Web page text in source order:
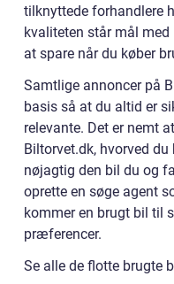
tilknyttede forhandlere
kvaliteten står mål med
at spare når du køber
Samtlige annoncer på
basis så at du altid er
relevante. Det er nemt
Biltorvet.dk, hvorved
nøjagtig den bil du og
oprette en søge agent
kommer en brugt bil til
præferencer.
Se alle de flotte brugte